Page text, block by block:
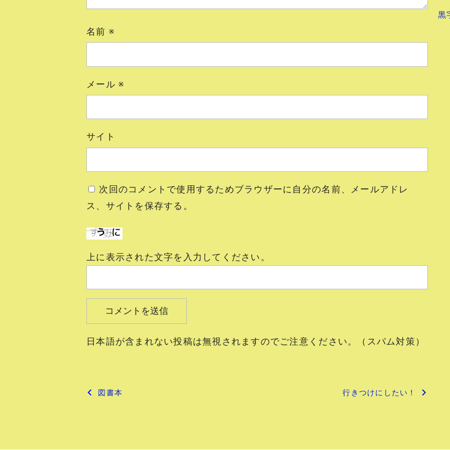
名前 ※
メール ※
サイト
次回のコメントで使用するためブラウザーに自分の名前、メールアドレ
ス、サイトを保存する。
上に表示された文字を入力してください。
日本語が含まれない投稿は無視されますのでご注意ください。（スパム対策）
投
図書本 行きつけにしたい！
黒